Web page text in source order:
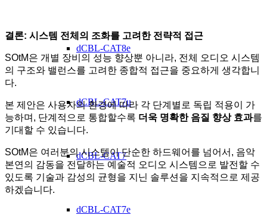
dCBL-CAT8e
dCBL-CAT7u
dCBL-CAT7
dCBL-CAT7e
결론: 시스템 전체의 조화를 고려한 전략적 접근
SOtM은 개별 장비의 성능 향상뿐 아니라, 전체 오디오 시스템
의 구조와 밸런스를 고려한 종합적 접근을 중요하게 생각합니
다.
본 제안은 사용자의 환경에 따라 각 단계별로 독립 적용이 가
능하며, 단계적으로 통합할수록 더욱 명확한 음질 향상 효과를
기대할 수 있습니다.
SOtM은 여러분의 시스템이 단순한 하드웨어를 넘어서, 음악
본연의 감동을 전달하는 예술적 오디오 시스템으로 발전할 수
있도록 기술과 감성의 균형을 지닌 솔루션을 지속적으로 제공
하겠습니다.